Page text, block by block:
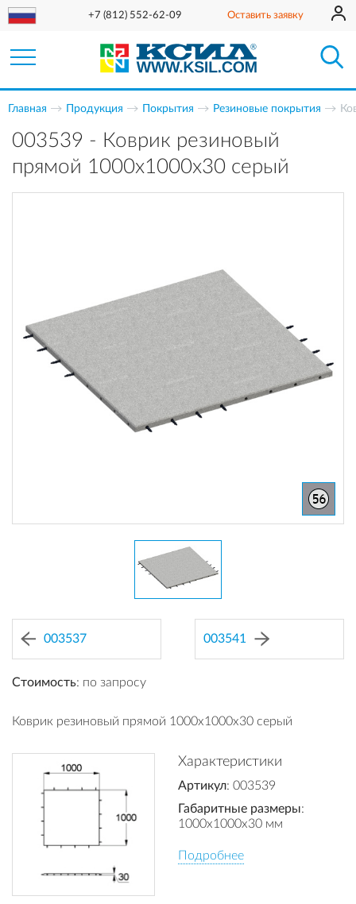
+7 (812) 552-62-09 Оставить заявку
Главная Продукция Покрытия Резиновые покрытия
003539 - Коврик резиновый
прямой 1000х1000х30 серый
003537 003541
Стоимость: по запросу
Коврик резиновый прямой 1000х1000х30 серый
Характеристики
Артикул: 003539
Габаритные размеры:
1000x1000x30 мм
Подробнее